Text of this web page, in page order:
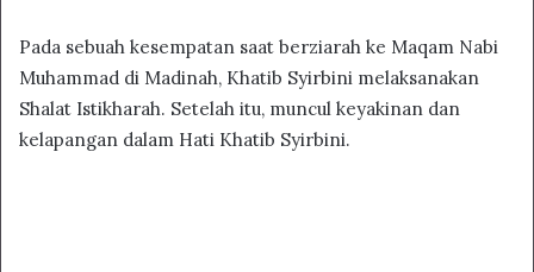
Pada sebuah kesempatan saat berziarah ke Maqam Nabi
Muhammad di Madinah, Khatib Syirbini melaksanakan
Shalat Istikharah. Setelah itu, muncul keyakinan dan
kelapangan dalam Hati Khatib Syirbini.